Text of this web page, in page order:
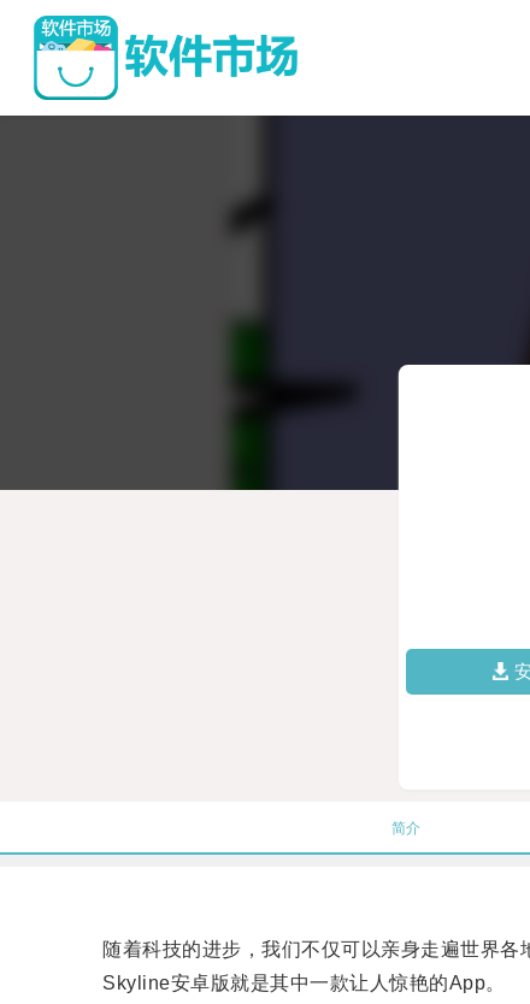
简介
随着科技的进步，我们不仅可以亲身走遍世界各
Skyline安卓版就是其中一款让人惊艳的App。